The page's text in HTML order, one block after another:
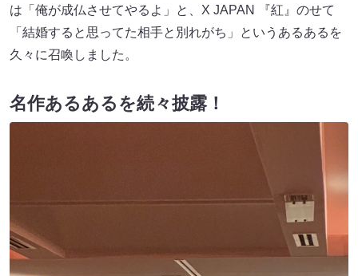
は「俺が成仏させてやるよ」と、X JAPAN 『紅』のせて
「結婚すると思ってた相手と別れがち」というあるあるを
久々に召喚しました。
名作あるあるを続々披露！